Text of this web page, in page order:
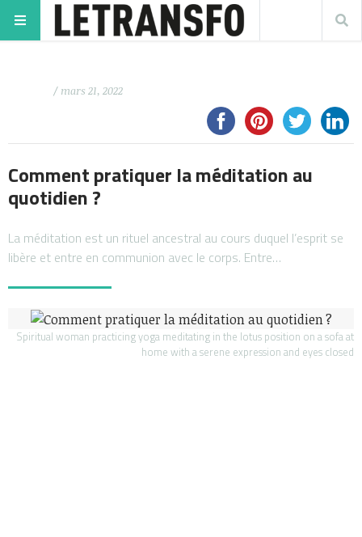
/ mars 21, 2022
Comment pratiquer la méditation au
quotidien ?
La méditation est un rituel ancestral au cours duquel l’esprit se
libère et entre en communion avec le corps. Entre…
Spiritual woman practicing yoga meditating in the lotus position on a sofa at
home with a serene expression and eyes closed